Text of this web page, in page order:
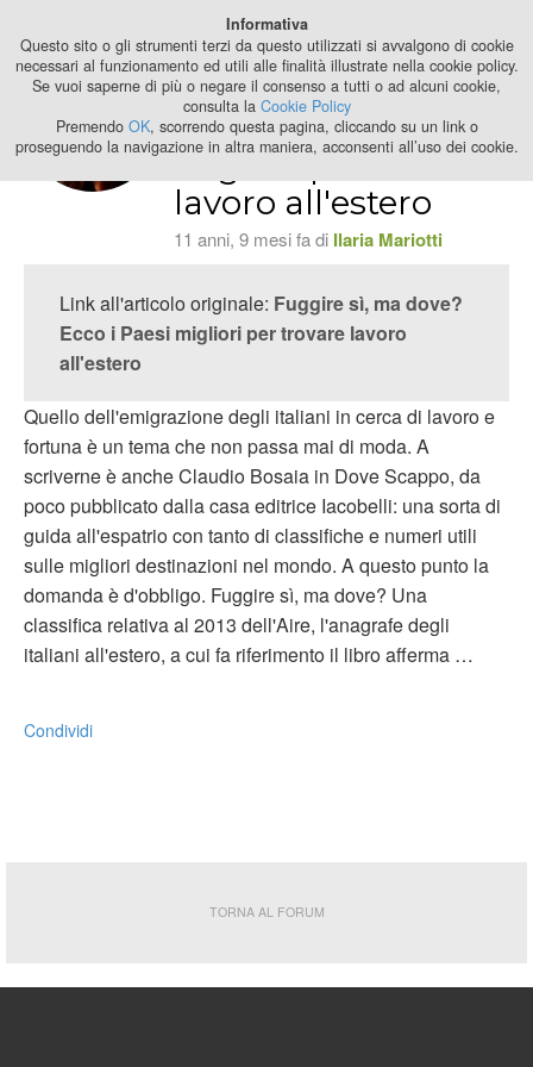
2024
Fuggire sì, ma
dove? Ecco i Paesi
migliori per trovare
lavoro all'estero
11 anni, 9 mesi fa di Ilaria Mariotti
Link all'articolo originale: Fuggire sì, ma dove?
Ecco i Paesi migliori per trovare lavoro
all'estero
Quello dell'emigrazione degli italiani in cerca di lavoro e
fortuna è un tema che non passa mai di moda. A
scriverne è anche Claudio Bosaia in Dove Scappo, da
poco pubblicato dalla casa editrice Iacobelli: una sorta di
guida all'espatrio con tanto di classifiche e numeri utili
sulle migliori destinazioni nel mondo. A questo punto la
domanda è d'obbligo. Fuggire sì, ma dove? Una
classifica relativa al 2013 dell'Aire, l'anagrafe degli
italiani all'estero, a cui fa riferimento il libro afferma …
Condividi
TORNA AL FORUM
Informativa
Questo sito o gli strumenti terzi da questo utilizzati si avvalgono di cookie
necessari al funzionamento ed utili alle finalità illustrate nella cookie policy.
Se vuoi saperne di più o negare il consenso a tutti o ad alcuni cookie,
consulta la Cookie Policy
Premendo OK, scorrendo questa pagina, cliccando su un link o
proseguendo la navigazione in altra maniera, acconsenti all’uso dei cookie.